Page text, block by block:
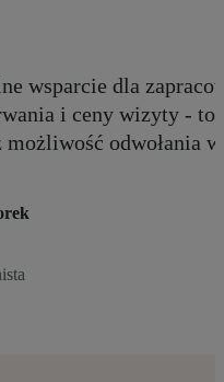
wsparcie dla
i ceny wizyty - to
odwołania